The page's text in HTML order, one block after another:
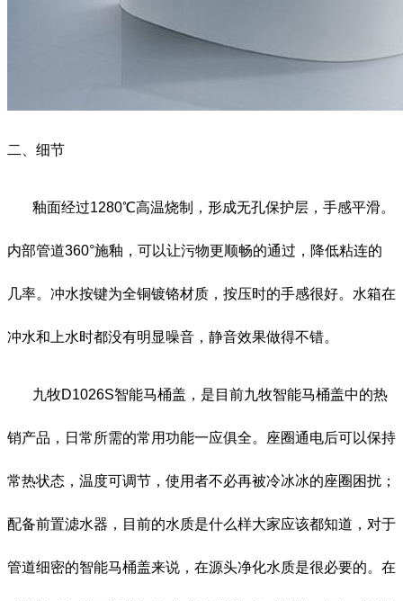
二、细节
釉面经过1280℃高温烧制，形成无孔保护层，手感平滑。
内部管道360°施釉，可以让污物更顺畅的通过，降低粘连的
几率。冲水按键为全铜镀铬材质，按压时的手感很好。水箱在
冲水和上水时都没有明显噪音，静音效果做得不错。
九牧D1026S智能马桶盖，是目前九牧智能马桶盖中的热
销产品，日常所需的常用功能一应俱全。座圈通电后可以保持
常热状态，温度可调节，使用者不必再被冷冰冰的座圈困扰；
配备前置滤水器，目前的水质是什么样大家应该都知道，对于
管道细密的智能马桶盖来说，在源头净化水质是很必要的。在